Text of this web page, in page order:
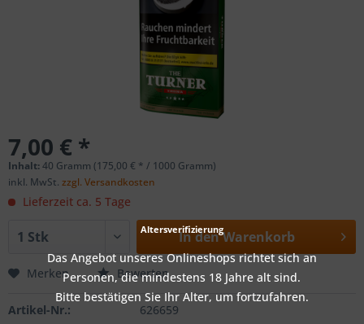
7,00 € *
Inhalt:40 Gramm (175,00 € * / 1000 Gramm)
inkl. MwSt. zzgl. Versandkosten
Lieferzeit ca. 5 Tage
In denWarenkorb
Merken Bewerten
Artikel-Nr.: 626659
Altersverifizierung
Das Angebot unseres Onlineshops richtet sich an
Personen, die mindestens 18 Jahre alt sind.
Bitte bestätigen Sie Ihr Alter, um fortzufahren.